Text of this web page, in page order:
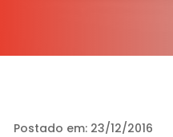
Postado em: 23/12/2016